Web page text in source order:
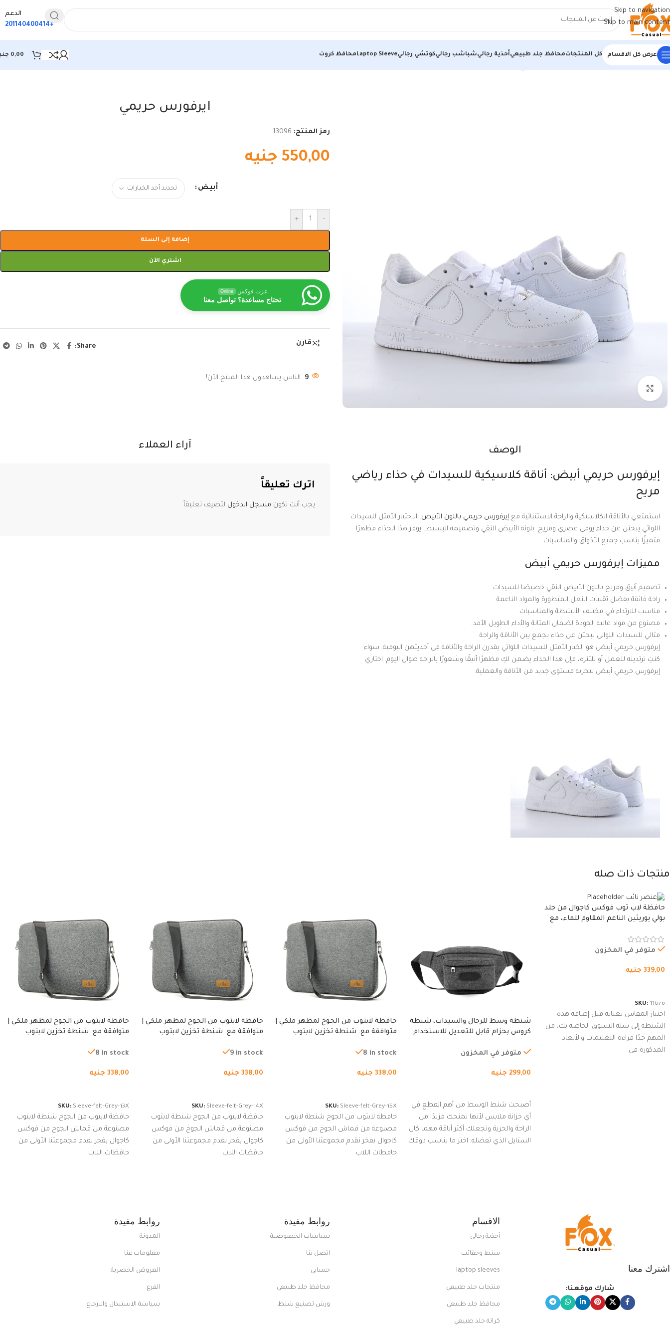
Skip to navigation
Skip to main content
الدعم
+201140400414
عرض كل الاقسام كل المنتجاتمحافظ جلد طبيعيأحذية رجاليشباشب رجاليكوتشي رجاليLaptop Sleeveمحافظ كروت 0,00
الرئيسية/حريمي/كوتشي حريمي
ايرفورس حريمي
رمز المنتج: 13096
550,00 جنيه
أبيض
-
+
إضافة إلى السلة
اشتري الآن
عزت فوكس Online
تحتاج مساعدة؟ تواصل معنا
قارن Share:
9 الناس يشاهدون هذا المنتج الآن!
الوصف
إيرفورس حريمي أبيض: أناقة كلاسيكية للسيدات في حذاء رياضي
مريح
استمتعي بالأناقة الكلاسيكية والراحة الاستثنائية مع إيرفورس حريمي باللون الأبيض، الاختيار الأمثل للسيدات
اللواتي يبحثن عن حذاء يومي عصري ومريح. بلونه الأبيض النقي وتصميمه البسيط، يوفر هذا الحذاء مظهرًا
متميزًا يناسب جميع الأذواق والمناسبات.
مميزات إيرفورس حريمي أبيض
تصميم أنيق ومريح باللون الأبيض النقي خصيصًا للسيدات.
راحة فائقة بفضل تقنيات النعل المتطورة والمواد الناعمة.
مناسب للارتداء في مختلف الأنشطة والمناسبات.
مصنوع من مواد عالية الجودة لضمان المتانة والأداء الطويل الأمد.
مثالي للسيدات اللواتي يبحثن عن حذاء يجمع بين الأناقة والراحة.
إيرفورس حريمي أبيض هو الخيار الأمثل للسيدات اللواتي يقدرن الراحة والأناقة في أحذيتهن اليومية. سواء
كنتِ ترتدينه للعمل أو للتنزه، فإن هذا الحذاء يضمن لكِ مظهرًا أنيقًا وشعورًا بالراحة طوال اليوم. اختاري
إيرفورس حريمي أبيض لتجربة مستوى جديد من الأناقة والعملية.
آراء العملاء
اترك تعليقاً
يجب أنت تكون مسجل الدخول لتضيف تعليقاً.
منتجات ذات صله
حافظة لاب توب فوكس كاجوال من جلد
بولي يوريثين الناعم المقاوم للماء، مع
متوفر في المخزون
339,00 جنيه
SKU: 11076
اختيار المقاس بعناية قبل إضافة هذه
الشنطة إلى سلة التسوق الخاصة بك، من
المهم جدًا قراءة التعليمات والأبعاد
المذكورة في
شنطة وسط للرجال والسيدات، شنطة
كروس بحزام قابل للتعديل للاستخدام
المشي لمسافات طويلة، وركوب
متوفر في المخزون
299,00 جنيه
أصبحت شنط الوسط من أهم القطع في
أي خزانة ملابس لأنها تمنحك مزيدًا من
الراحة والحرية وتجعلك أكثر أناقة مهما كان
الستايل الذي تفضله. اختر ما يناسب ذوقك
حافظة لابتوب من الجوخ لمظهر ملكي |
متوافقة مع: شنطة تخزين لابتوب
من الجوخ لجهاز نوت بوك والتابلت،
8 in stock
338,00 جنيه
SKU: Sleeve-felt-Grey-15X
حافظة لابتوب من الجوخ شنطة لابتوب
مصنوعة من قماش الجوخ من فوكس
كاجوال بفخر نقدم مجموعتنا الأولى من
حافظات اللاب
حافظة لابتوب من الجوخ لمظهر ملكي |
متوافقة مع: شنطة تخزين لابتوب
من الجوخ لجهاز نوت بوك والتابلت،
9 in stock
338,00 جنيه
SKU: Sleeve-felt-Grey-14X
حافظة لابتوب من الجوخ شنطة لابتوب
مصنوعة من قماش الجوخ من فوكس
كاجوال بفخر نقدم مجموعتنا الأولى من
حافظات اللاب
حافظة لابتوب من الجوخ لمظهر ملكي |
متوافقة مع: شنطة تخزين لابتوب
من الجوخ لجهاز نوت بوك والتابلت،
8 in stock
338,00 جنيه
SKU: Sleeve-felt-Grey-13X
حافظة لابتوب من الجوخ شنطة لابتوب
مصنوعة من قماش الجوخ من فوكس
كاجوال بفخر نقدم مجموعتنا الأولى من
حافظات اللاب
اشترك معنا
شارك موقعنا:
الاقسام
أحذية رجالي
شنط وحقائب
laptop sleeves
منتجات جلد طبيعي
محافظ جلد طبيعي
كراتة جلد طبيعي
روابط مفيدة
سياسات الخصوصية
اتصل بنا
حسابي
محافظ جلد طبيعي
ورش تصنيع شنط
روابط مفيدة
المدونة
معلومات عنا
العروض الحصرية
الفرع
سياسة الاستبدال والارجاع